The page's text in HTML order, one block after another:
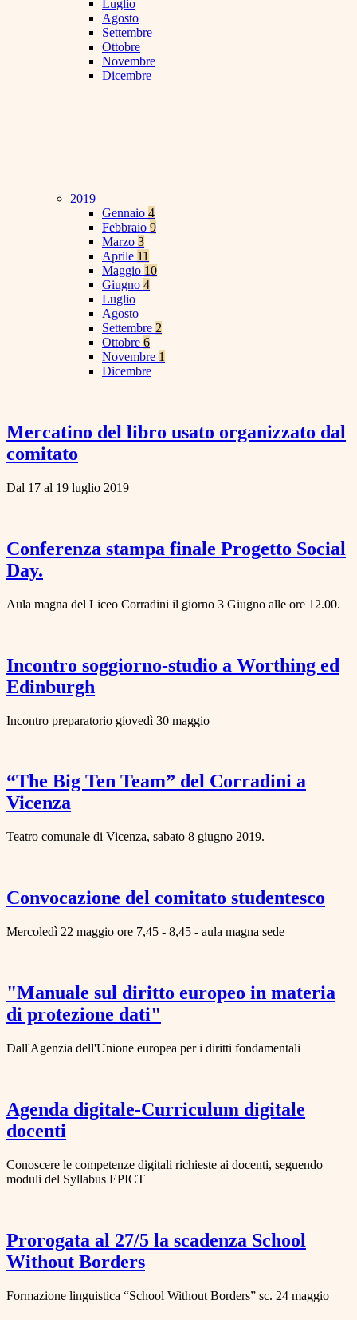
Luglio
Agosto
Settembre
Ottobre
Novembre
Dicembre
2019
Gennaio 4
Febbraio 9
Marzo 3
Aprile 11
Maggio 10
Giugno 4
Luglio
Agosto
Settembre 2
Ottobre 6
Novembre 1
Dicembre
Mercatino del libro usato organizzato dal
comitato
Dal 17 al 19 luglio 2019
Conferenza stampa finale Progetto Social
Day.
Aula magna del Liceo Corradini il giorno 3 Giugno alle ore 12.00.
Incontro soggiorno-studio a Worthing ed
Edinburgh
Incontro preparatorio giovedì 30 maggio
“The Big Ten Team” del Corradini a
Vicenza
Teatro comunale di Vicenza, sabato 8 giugno 2019.
Convocazione del comitato studentesco
Mercoledì 22 maggio ore 7,45 - 8,45 - aula magna sede
"Manuale sul diritto europeo in materia
di protezione dati"
Dall'Agenzia dell'Unione europea per i diritti fondamentali
Agenda digitale-Curriculum digitale
docenti
Conoscere le competenze digitali richieste ai docenti, seguendo
moduli del Syllabus EPICT
Prorogata al 27/5 la scadenza School
Without Borders
Formazione linguistica “School Without Borders” sc. 24 maggio